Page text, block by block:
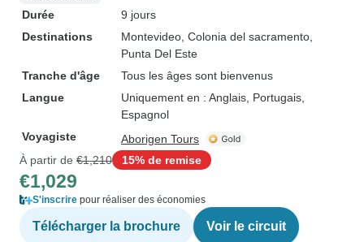
Durée
9 jours
Destinations
Montevideo , Colonia del sacramento
Punta Del Este
Tranche d'âge
Tous les âges sont bienvenus
Langue
Uniquement en : Anglais, Portugais,
Espagnol
Voyagiste
Aborigen Tours
À partir de €1,210 15% de remise
€1,029
S'inscrire pour réaliser des économies
Télécharger la brochure Voir le circuit